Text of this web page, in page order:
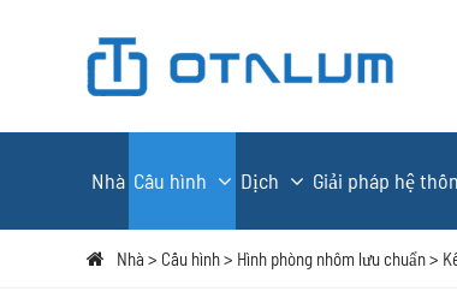
Nhà Cấu hình Dịch Giải pháp hệ
Nhà Cấu hình Hình phòng nhôm lưu chuẩn